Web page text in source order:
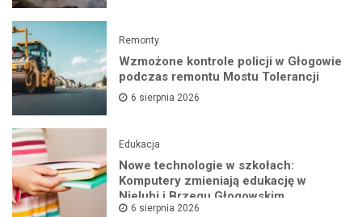
Remonty
Wzmożone kontrole policji w Głogowie
podczas remontu Mostu Tolerancji
6 sierpnia 2026
Edukacja
Nowe technologie w szkołach:
Komputery zmieniają edukację w
Nielubi i Brzegu Głogowskim
6 sierpnia 2026